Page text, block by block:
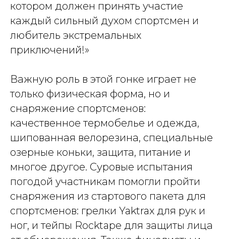
котором должен принять участие
каждый сильный духом спортсмен и
любитель экстремальных
приключений!»
Важную роль в этой гонке играет не
только физическая форма, но и
снаряжение спортсменов:
качественное термобелье и одежда,
шипованная велорезина, специальные
озерные коньки, защита, питание и
многое другое. Суровые испытания
погодой участникам помогли пройти
снаряжения из стартового пакета для
спортсменов: грелки Yaktrax для рук и
ног, и тейпы Rocktape для защиты лица